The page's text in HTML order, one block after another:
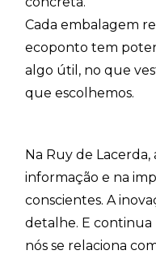
Cada embalagem
ecoponto tem
algo útil, no que
que escolhemos.
Na Ruy de
informação e na
conscientes. A
detalhe. E continua
nós se relaciona